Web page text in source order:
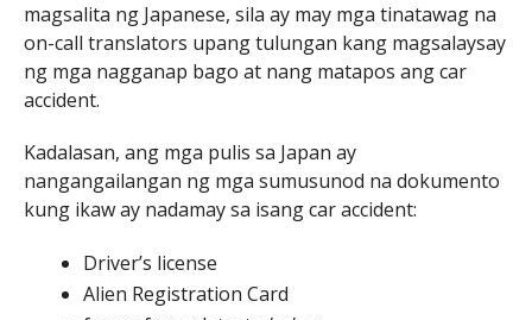
magsalita ng Japanese, sila ay may mga tinatawag na
on-call translators upang tulungan kang magsalaysay
ng mga nagganap bago at nang matapos ang car
accident.
Kadalasan, ang mga pulis sa Japan ay
nangangailangan ng mga sumusunod na dokumento
kung ikaw ay nadamay sa isang car accident:
Driver’s license
Alien Registration Card